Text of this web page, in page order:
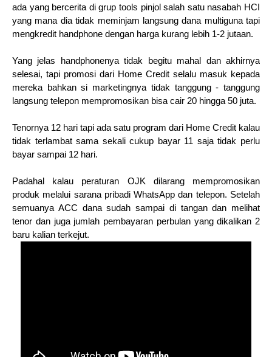
ada yang bercerita di grup tools pinjol salah satu nasabah HCI
yang mana dia tidak meminjam langsung dana multiguna tapi
mengkredit handphone dengan harga kurang lebih 1-2 jutaan.
Yang jelas handphonenya tidak begitu mahal dan akhirnya
selesai, tapi promosi dari Home Credit selalu masuk kepada
mereka bahkan si marketingnya tidak tanggung - tanggung
langsung telepon mempromosikan bisa cair 20 hingga 50 juta.
Tenornya 12 hari tapi ada satu program dari Home Credit kalau
tidak terlambat sama sekali cukup bayar 11 saja tidak perlu
bayar sampai 12 hari.
Padahal kalau peraturan OJK dilarang mempromosikan
produk melalui sarana pribadi WhatsApp dan telepon. Setelah
semuanya ACC dana sudah sampai di tangan dan melihat
tenor dan juga jumlah pembayaran perbulan yang dikalikan 2
baru kalian terkejut.